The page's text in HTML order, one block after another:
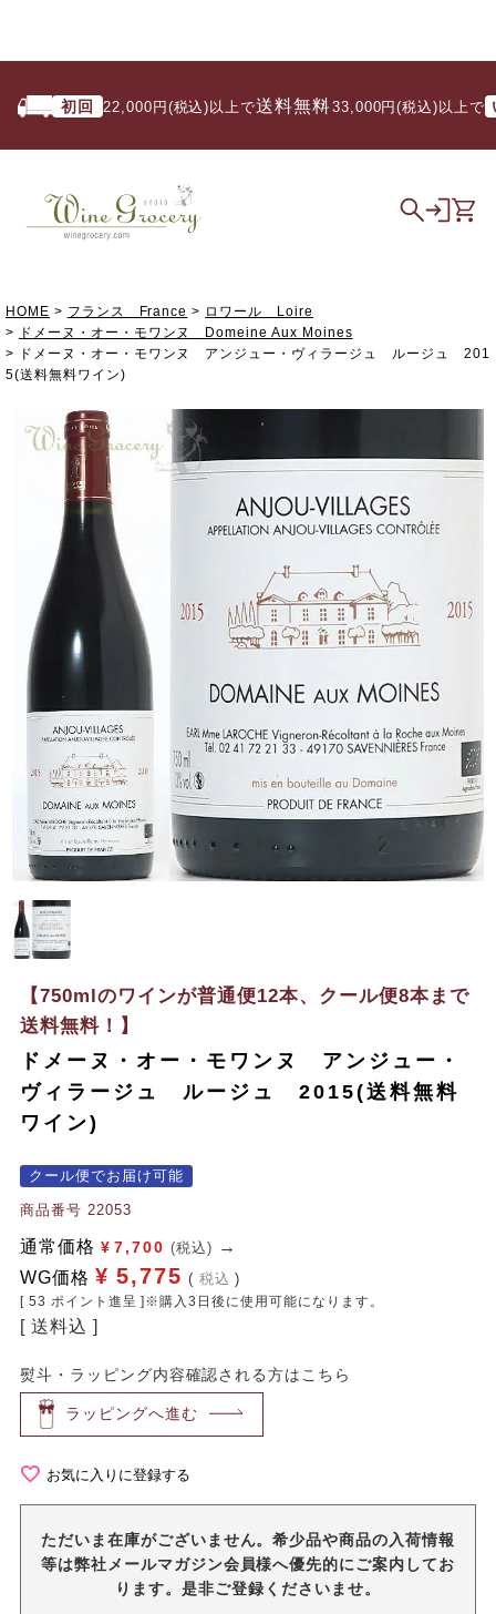
初回 22,000円(税込)以上で送料無料/ 33,000円(税込)以上で いつ
HOME フランス France
ロワール Loire
ドメーヌ・オー・モワンヌ Domeine Aux Moines
ドメーヌ・オー・モワンヌ アンジュー・ヴィラージュ ルージュ 201
5(送料無料ワイン)
【750mlのワインが普通便12本、クール便8本まで
送料無料！】
ドメーヌ・オー・モワンヌ アンジュー・
ヴィラージュ ルージュ 2015(送料無料
ワイン)
クール便でお届け可能
商品番号 22053
通常価格 ¥ 7,700 (税込)
WG価格 ¥ 5,775 税込
[ 53 ポイント進呈 ]※購入3日後に使用可能になります。
送料込
熨斗・ラッピング内容確認される方はこちら
ラッピングへ進む
お気に入りに登録する
ただいま在庫がございません。希少品や商品の入荷情報
等は弊社メールマガジン会員様へ優先的にご案内してお
ります。是非ご登録くださいませ。